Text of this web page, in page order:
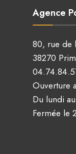
Agence
80, rue de
38270
Ouverture
Du lundi
Fermée le